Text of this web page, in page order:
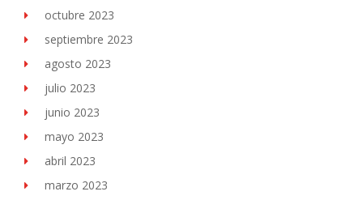
octubre 2023
septiembre 2023
agosto 2023
julio 2023
junio 2023
mayo 2023
abril 2023
marzo 2023